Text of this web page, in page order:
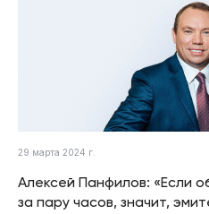
29 марта 2024 г.
Алексей Панфилов: «Если
за пару часов, значит,